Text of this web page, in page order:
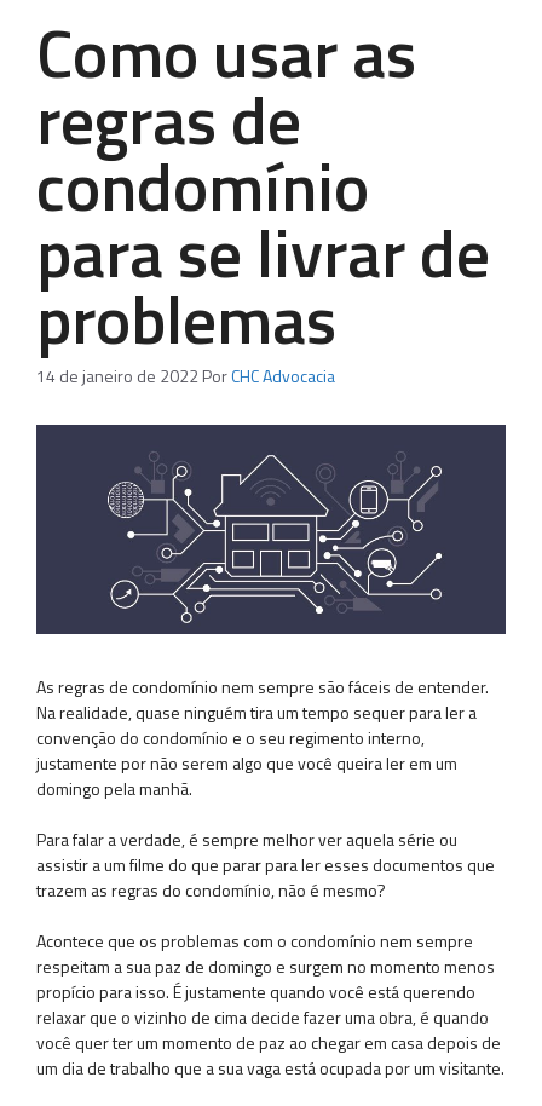
Como usar as
regras de
condomínio
para se livrar de
problemas
14 de janeiro de 2022PorCHC Advocacia
As regras de condomínio nem sempre são fáceis de entender.
Na realidade, quase ninguém tira um tempo sequer para ler a
convenção do condomínio e o seu regimento interno,
justamente por não serem algo que você queira ler em um
domingo pela manhã.
Para falar a verdade, é sempre melhor ver aquela série ou
assistir a um filme do que parar para ler esses documentos que
trazem as regras do condomínio, não é mesmo?
Acontece que os problemas com o condomínio nem sempre
respeitam a sua paz de domingo e surgem no momento menos
propício para isso. É justamente quando você está querendo
relaxar que o vizinho de cima decide fazer uma obra, é quando
você quer ter um momento de paz ao chegar em casa depois de
um dia de trabalho que a sua vaga está ocupada por um visitante.